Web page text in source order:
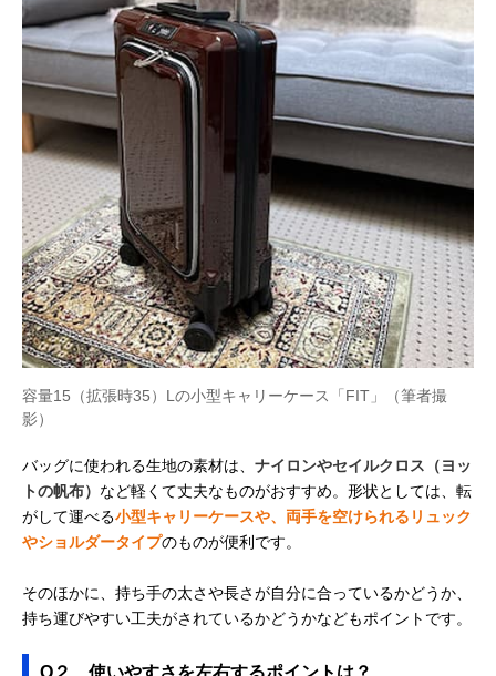
容量15（拡張時35）Lの小型キャリーケース「FIT」（筆者撮
影）
バッグに使われる生地の素材は、 ナイロンやセイルクロス（ヨッ
トの帆布） など軽くて丈夫なものがおすすめ。形状としては、転
がして運べる小型キャリーケースや、両手を空けられるリュック
やショルダータイプのものが便利です。
そのほかに、持ち手の太さや長さが自分に合っているかどうか、
持ち運びやすい工夫がされているかどうかなどもポイントです。
Q２、使いやすさを左右するポイントは？